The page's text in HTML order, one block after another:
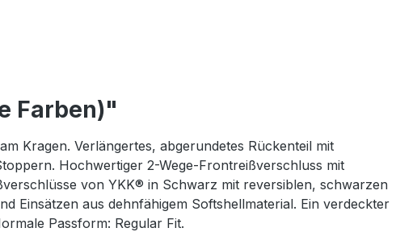
Farben)"
Kragen. Verlängertes, abgerundetes Rückenteil mit
Hochwertiger 2-Wege-Frontreißverschluss mit
von YKK® in Schwarz mit reversiblen, schwarzen
Einsätzen aus dehnfähigem Softshellmaterial. Ein verdeckter
Passform: Regular Fit.